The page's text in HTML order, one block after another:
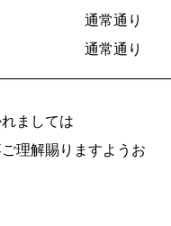
通常通り
通常通り
ましては
理解賜りますようお